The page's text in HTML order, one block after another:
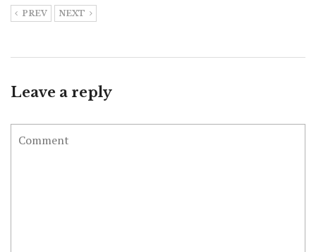
PREV NEXT
Leave a reply